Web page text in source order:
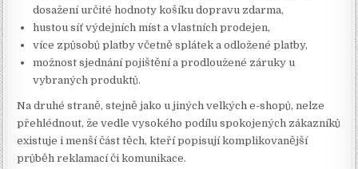
dosažení určité hodnoty košíku dopravu zdarma,
hustou síť výdejních míst a vlastních prodejen,
více způsobů platby včetně splátek a odložené platby,
možnost sjednání pojištění a prodloužené záruky u
vybraných produktů.
Na druhé straně, stejně jako u jiných velkých e-shopů, nelze
přehlédnout, že vedle vysokého podílu spokojených zákazníků
existuje i menší část těch, kteří popisují komplikovanější
průběh reklamací či komunikace.